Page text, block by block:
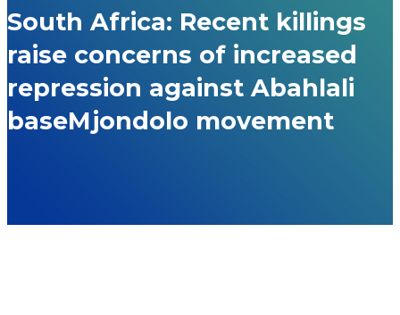
South Africa: Recent killings
raise concerns of increased
repression against Abahlali
baseMjondolo movement